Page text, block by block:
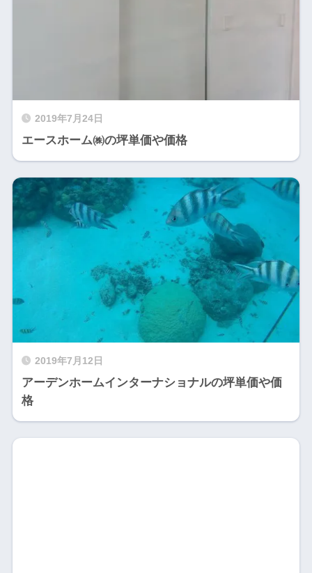
2019年7月24日
エースホーム㈱の坪単価や価格
2019年7月12日
アーデンホームインターナショナルの坪単価や価
格